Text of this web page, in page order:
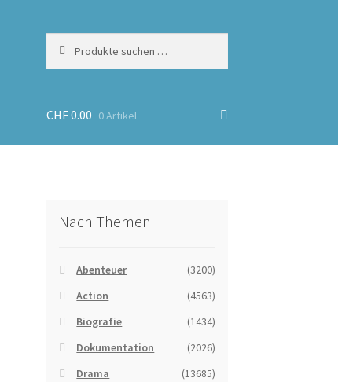
nach:
CHF0.00 0 Artikel
Nach Themen
Abenteuer
(3200)
Action
(4563)
Biografie
(1434)
Dokumentation
(2026)
Drama
(13685)